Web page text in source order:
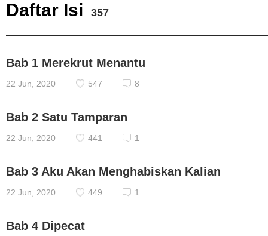
Daftar Isi 357
Bab 1 Merekrut Menantu
22 Jun, 2020 547 8
Bab 2 Satu Tamparan
22 Jun, 2020 441 1
Bab 3 Aku Akan Menghabiskan Kalian
22 Jun, 2020 449 1
Bab 4 Dipecat